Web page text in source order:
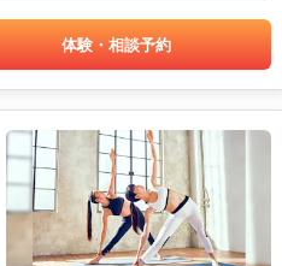
体験・相談予約